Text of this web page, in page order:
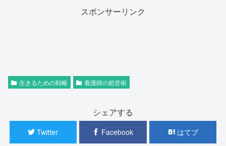
スポンサーリンク
生きるための戦略 看護師の処世術
シェアする
Twitter Facebook はてブ